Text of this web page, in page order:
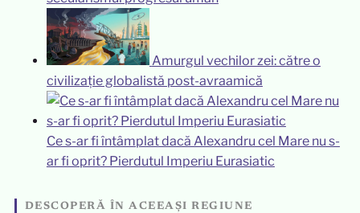
Amurgul vechilor zei: către o
civilizație globalistă post-avraamică
Ce s-ar fi întâmplat dacă Alexandru cel Mare nu s-
ar fi oprit? Pierdutul Imperiu Eurasiatic
DESCOPERĂ ÎN ACEEAȘI REGIUNE